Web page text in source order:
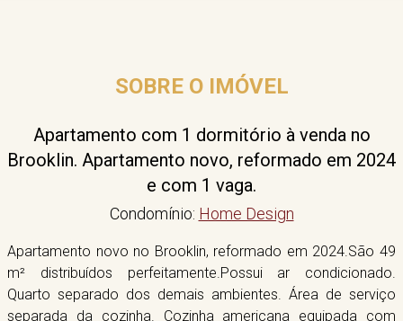
SOBRE O IMÓVEL
Apartamento com 1 dormitório à venda no
Brooklin. Apartamento novo, reformado em 2024
e com 1 vaga.
Condomínio: Home Design
Apartamento novo no Brooklin, reformado em 2024.São 49
m² distribuídos perfeitamente.Possui ar condicionado.
Quarto separado dos demais ambientes. Área de serviço
separada da cozinha. Cozinha americana equipada com